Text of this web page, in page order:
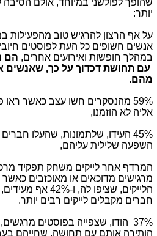
שהופך לפולשני במיוחד, אולם
יותר:
על אף הרצון להרגיש טוב
אנשים חשופים כל העת לפוסטים
במהלך חופשות ואירועים אחרים, הם
עם תחושת דכדוך על כך, שאנשים
מהם.
59% מהנסקרים חשו עצב כאשר ראו
אליה לא הוזמנו,
45% העידו, שלתמונות, שהעלו
השפעה שלילית עליהם,
המרדף אחר לייקים משחק תפקיד
מרגישים מדוכאים או מאוכזבים
הלייקים, שציפו
חברים מקבלים לייקים רבים יותר.
37% הודו, שצפייה בפוסטים
הותירה אותם עם תחושה, שחייהם